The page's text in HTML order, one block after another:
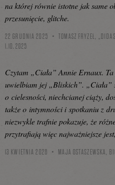
na której równie istotne jak same
przesunięcie, glitche.
22 GRUDNIA 2025
TOMASZ FRYZEŁ,
1.10.2025
Czytam „Ciała” Annie Ernaux.
uwielbiam jej „Bliskich”. „Ciała”
o cielesności, niechcianej ciąży,
także o intymności i spotkaniu z
niezwykle trafnie pokazuje, że
przytrafiają więc najważniejsze
13 KWIETNIA 2026 MAJA OSTASZEWSKA,